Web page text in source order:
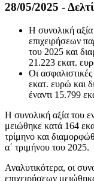
28/05/2025 -
Η συνολική
επιχειρήσεων
του 2025 και
21.223 εκατ.
Oι
εκατ. ευρώ και
έναντι 15.799
Η συνολική αξία του
μειώθηκε κατά 164
τρίμηνο και
α΄ τριμήνου του 2025.
Αναλυτικότερα, οι
επιχειρήσεων